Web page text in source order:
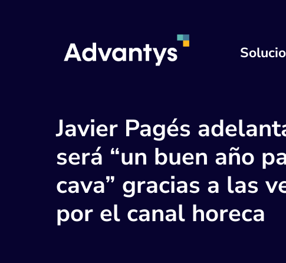
Javier Pagés
será “un buen año
cava” gracias a las
por el canal horeca